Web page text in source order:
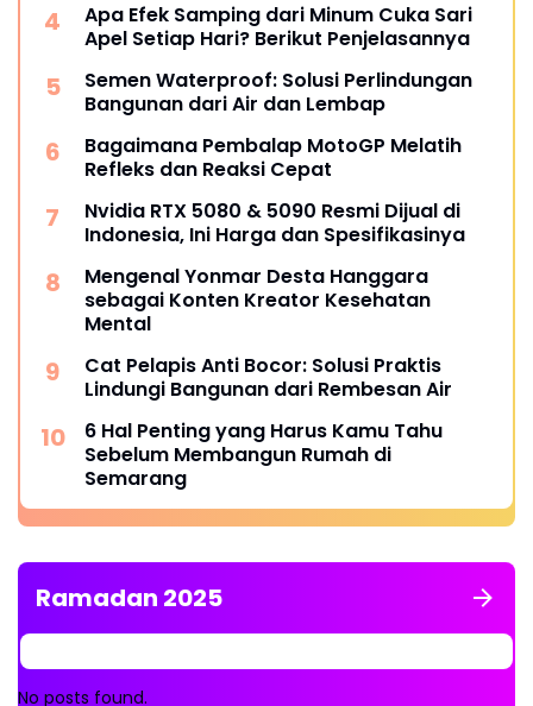
Apa Efek Samping dari Minum Cuka Sari
Apel Setiap Hari? Berikut Penjelasannya
Semen Waterproof: Solusi Perlindungan
Bangunan dari Air dan Lembap
Bagaimana Pembalap MotoGP Melatih
Refleks dan Reaksi Cepat
Nvidia RTX 5080 & 5090 Resmi Dijual di
Indonesia, Ini Harga dan Spesifikasinya
Mengenal Yonmar Desta Hanggara
sebagai Konten Kreator Kesehatan
Mental
Cat Pelapis Anti Bocor: Solusi Praktis
Lindungi Bangunan dari Rembesan Air
6 Hal Penting yang Harus Kamu Tahu
Sebelum Membangun Rumah di
Semarang
Ramadan 2025
No posts found.